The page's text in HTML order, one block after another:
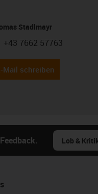
Stadlmayr
icon-phone
+43 7662 57763
Mail schreiben
Lob &